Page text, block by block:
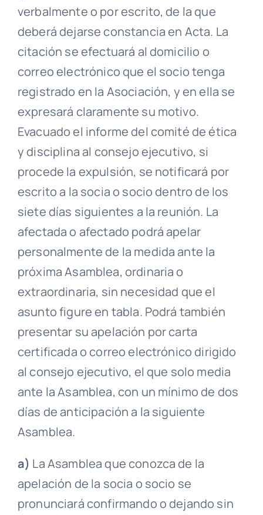
verbalmente o por escrito, de la que
deberá dejarse constancia en Acta. La
citación se efectuará al domicilio o
correo electrónico que el socio tenga
registrado en la Asociación, y en ella se
expresará claramente su motivo.
Evacuadoel informe del comité de ética
y disciplinaal consejo ejecutivo, si
procede la expulsión, se notificará por
escrito a la socia o socio dentro de los
siete días siguientes a la reunión. La
afectada o afectado podrá apelar
personalmente de la medida ante la
próximaAsamblea, ordinaria o
extraordinaria, sin necesidad que el
asunto figure en tabla. Podrá también
presentar su apelación porcarta
certificadao correo electrónico dirigido
alconsejo ejecutivo, el que solo media
ante laAsamblea, con un mínimo de dos
días de anticipación a la siguiente
Asamblea.
a) LaAsambleaque conozca de la
apelación de la socia o socio se
pronunciará confirmando o dejando sin